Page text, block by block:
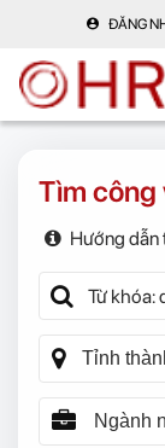
ĐĂNG
Tìm công
Hướng dẫn